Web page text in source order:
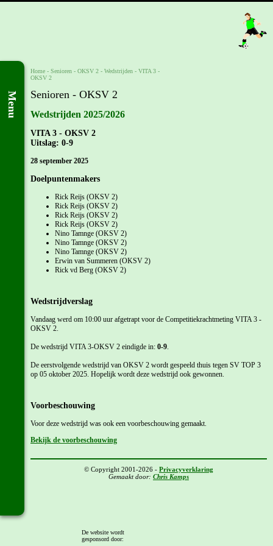
Menu
Home - Senioren - OKSV 2 - Wedstrijden - VITA 3 -
OKSV 2
Senioren - OKSV 2
Wedstrijden 2025/2026
VITA 3 - OKSV 2
Uitslag: 0-9
28 september 2025
Doelpuntenmakers
Rick Reijs (OKSV 2)
Rick Reijs (OKSV 2)
Rick Reijs (OKSV 2)
Rick Reijs (OKSV 2)
Nino Tamnge (OKSV 2)
Nino Tamnge (OKSV 2)
Nino Tamnge (OKSV 2)
Erwin van Summeren (OKSV 2)
Rick vd Berg (OKSV 2)
Wedstrijdverslag
Vandaag werd om 10:00 uur afgetrapt voor de Competitiekrachtmeting VITA 3 -
OKSV 2.
De wedstrijd VITA 3-OKSV 2 eindigde in: 0-9.
De eerstvolgende wedstrijd van OKSV 2 wordt gespeeld thuis tegen SV TOP 3
op 05 oktober 2025. Hopelijk wordt deze wedstrijd ook gewonnen.
Voorbeschouwing
Voor deze wedstrijd was ook een voorbeschouwing gemaakt.
Bekijk de voorbeschouwing
© Copyright 2001-2026 - Privacyverklaring
Gemaakt door: Chris Kamps
De website wordt
gesponsord door: